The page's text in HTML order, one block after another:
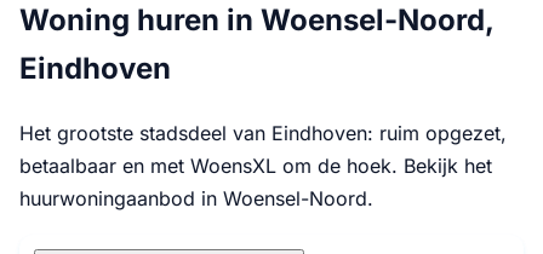
Woning huren in Woensel-Noord,
Eindhoven
Het grootste stadsdeel van Eindhoven: ruim opgezet,
betaalbaar en met WoensXL om de hoek. Bekijk het
huurwoningaanbod in Woensel-Noord.